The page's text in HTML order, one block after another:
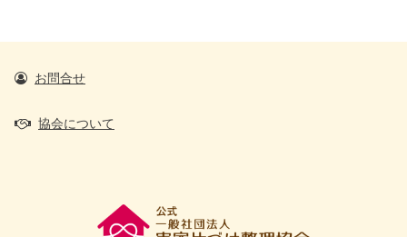
お問合せ
協会について